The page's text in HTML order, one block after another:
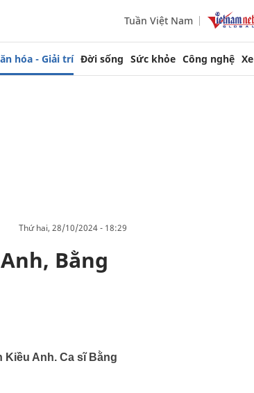
Tuần Việt Nam
hóa - Giải trí Đời sống Sức khỏe Công nghệ Xe
thứ hai, 28/10/2024 - 18:29
Bằng
Kiều Anh. Ca sĩ Bằng